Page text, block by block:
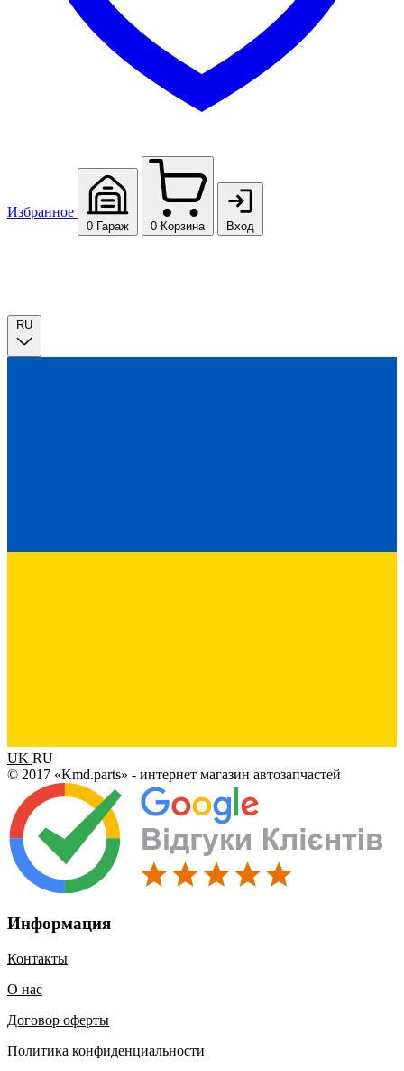
Избранное
0 Гараж 0 Корзина Вход
UK RU
© 2017 «Kmd.parts» - интернет магазин автозапчастей
Информация
Контакты
О нас
Договор оферты
Политика конфиденциальности